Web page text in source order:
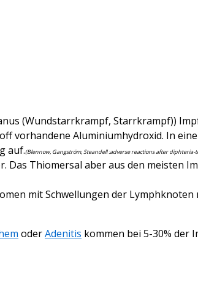
(Wundstarrkrampf, Starrkrampf))
vorhandene Aluminiumhydroxid. In
auf.(Blennow, Gangström, Steandell :adverse reactions after diphteria-
Das Thiomersal aber aus den meisten
mit Schwellungen der
oderAdenitis kommen bei 5-30% der